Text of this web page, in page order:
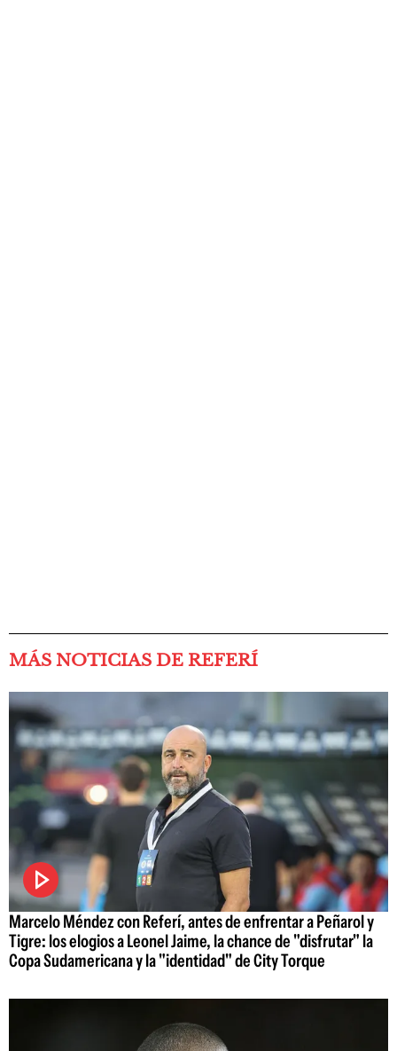
MÁS NOTICIAS DE REFERÍ
Marcelo Méndez con Referí, antes de enfrentar a Peñarol y
Tigre: los elogios a Leonel Jaime, la chance de "disfrutar" la
Copa Sudamericana y la "identidad" de City Torque